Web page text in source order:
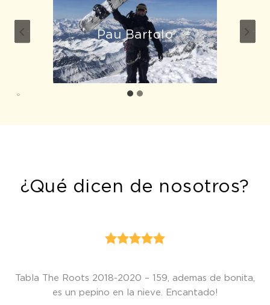
Pau Bartolo
Aitor Aranbaltza
¿Qué dicen de nosotros?
Tabla The Roots 2018-2020 – 159, ademas de bonita,
es un pepino en la nieve. Encantado!